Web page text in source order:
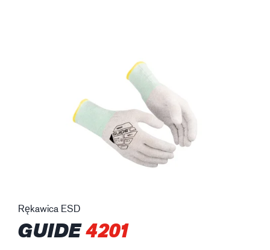
Rękawica ESD
GUIDE4201